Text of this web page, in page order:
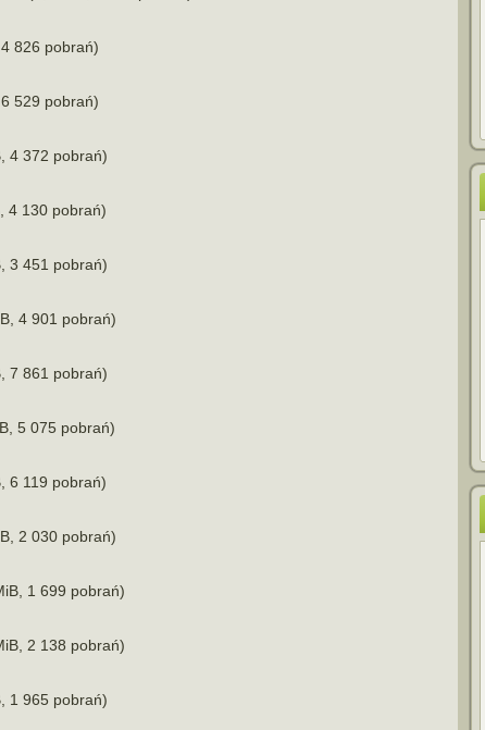
826 pobrań)
529 pobrań)
4 372 pobrań)
4 130 pobrań)
3 451 pobrań)
4 901 pobrań)
7 861 pobrań)
5 075 pobrań)
6 119 pobrań)
2 030 pobrań)
1 699 pobrań)
2 138 pobrań)
1 965 pobrań)